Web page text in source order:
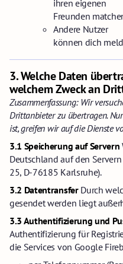
ihren eigenen
Freunden
Andere Nutzer
können dich
3.Welche Daten
welchem Zweck an
Zusammenfassung: Wir
Drittanbieter zu übertragen.
ist, greifen wir auf die Dienste
3.1 Speicherung auf Servern
Deutschland auf den
25, D-76185 Karlsruhe).
3.2 DatentransferDurch
gesendet werden liegt
3.3 Authentifizierung und
Authentifizierung für
die Services von Google